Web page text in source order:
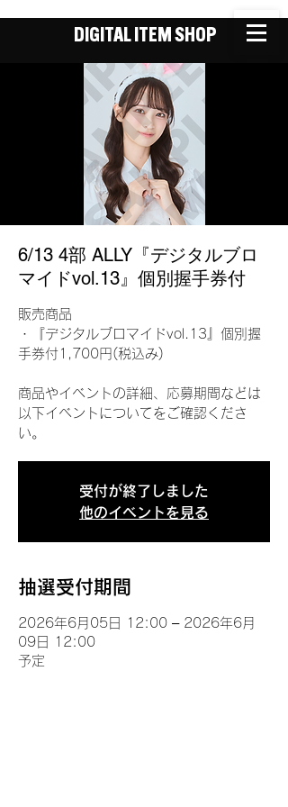
DIGITAL ITEM SHOP
6/13 4部 ALLY『デジタルブロ
マイドvol.13』個別握手券付
販売商品
・『デジタルブロマイドvol.13』個別握
手券付1,700円(税込み)
商品やイベントの詳細、応募期間などは
以下イベントについてをご確認くださ
い。
受付が終了しました
他のイベントを見る
抽選受付期間
2026年6月05日 12:00 – 2026年6月
09日 12:00
予定